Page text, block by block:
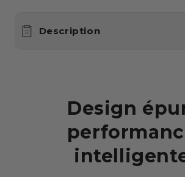
Description
Design